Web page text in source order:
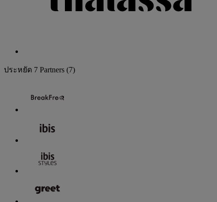
ประหยัด 7 Partners (7)